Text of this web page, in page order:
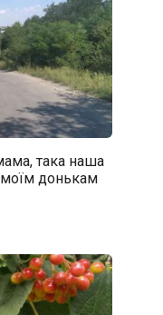
така наша
моїм донькам